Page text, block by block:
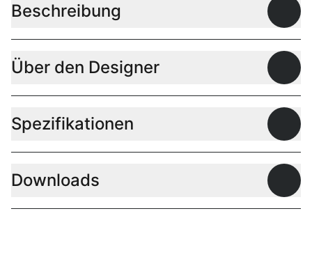
Beschreibung
Über den Designer
Spezifikationen
Downloads